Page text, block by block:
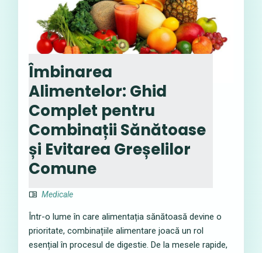
Îmbinarea
Alimentelor: Ghid
Complet pentru
Combinații Sănătoase
și Evitarea Greșelilor
Comune
Medicale
Într-o lume în care alimentația sănătoasă devine o
prioritate, combinațiile alimentare joacă un rol
esențial în procesul de digestie. De la mesele rapide,